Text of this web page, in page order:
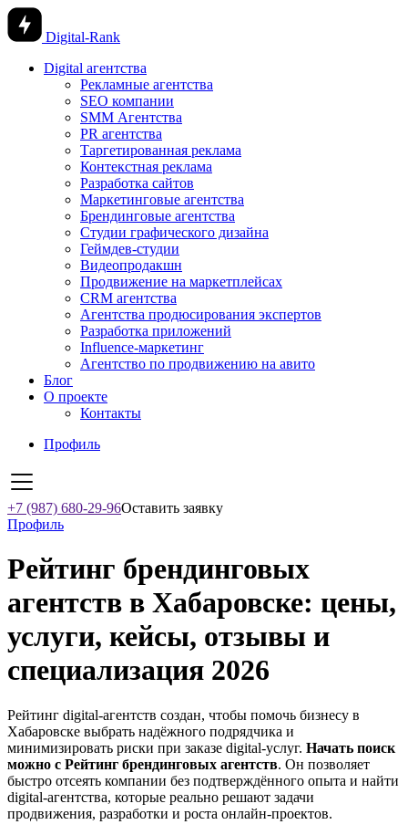
Digital-Rank
Digital агентства
Рекламные агентства
SEO компании
SMM Агентства
PR агентства
Таргетированная реклама
Контекстная реклама
Разработка сайтов
Маркетинговые агентства
Брендинговые агентства
Студии графического дизайна
Геймдев-студии
Видеопродакшн
Продвижение на маркетплейсах
CRM агентства
Агентства продюсирования экспертов
Разработка приложений
Influence-маркетинг
Агентство по продвижению на авито
Блог
О проекте
Контакты
Профиль
+7 (987) 680-29-96Оставить заявку
Профиль
Рейтинг брендинговых
агентств в Хабаровске: цены,
услуги, кейсы, отзывы и
специализация 2026
Рейтинг digital-агентств создан, чтобы помочь бизнесу в
Хабаровске выбрать надёжного подрядчика и
минимизировать риски при заказе digital-услуг. Начать поиск
можно с Рейтинг брендинговых агентств. Он позволяет
быстро отсеять компании без подтверждённого опыта и найти
digital-агентства, которые реально решают задачи
продвижения, разработки и роста онлайн-проектов.